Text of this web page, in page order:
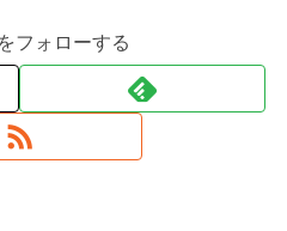
フォローする